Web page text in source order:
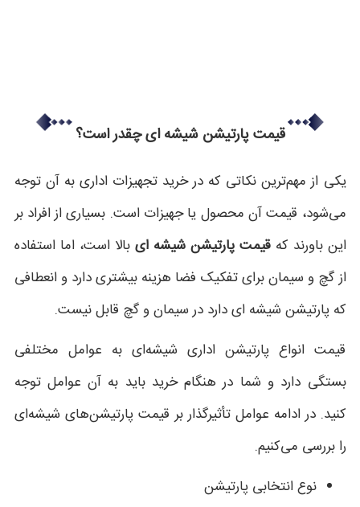
قیمت پارتیشن شیشه ای چقدر است؟
یکی از مهم‌ترین نکاتی که در خرید تجهیزات اداری به آن توجه
می‌شود، قیمت آن محصول یا جهیزات است. بسیاری از افراد بر
این باورند کهقیمت پارتیشن شیشه ای بالا است، اما استفاده
از گچ و سیمان برای تفکیک فضا هزینه بیشتری دارد و انعطافی
که پارتیشن شیشه ای دارد در سیمان و گچ قابل نیست.
قیمت انواع پارتیشن اداری شیشه‌ای به عوامل مختلفی
بستگی دارد و شما در هنگام خرید باید به آن عوامل توجه
کنید. در ادامه عوامل تأثیرگذار بر قیمت پارتیشن‌های شیشه‌ای
را بررسی می‌کنیم.
نوع انتخابی پارتیشن